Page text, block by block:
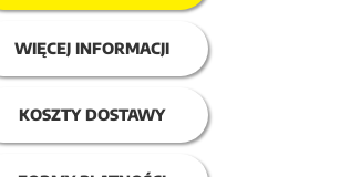
WIĘCEJ INFORMACJI
KOSZTY DOSTAWY